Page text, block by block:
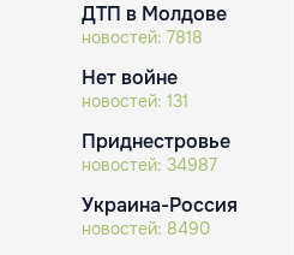
ДТП в Молдове
новостей: 7818
Нет войне
новостей: 131
Приднестровье
новостей: 34987
Украина-Россия
новостей: 8490